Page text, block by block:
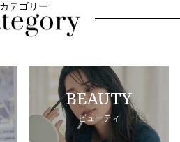
カテゴリー
BEAUTY
ビューティ